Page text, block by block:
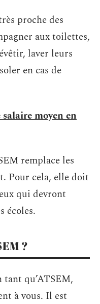
proche des
aux toilettes,
laver leurs
en cas de
moyen en
remplace les
Pour cela, elle doit
qui devront
écoles.
?
qu’ATSEM,
à vous. Il est